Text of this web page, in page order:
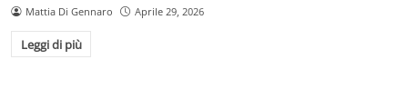
Mattia Di Gennaro Aprile 29, 2026
Leggi di più